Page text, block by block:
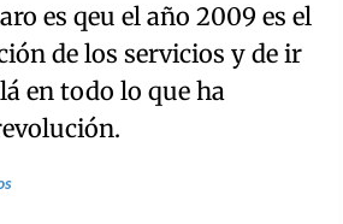
es qeu el año 2009 es el
de los servicios y de ir
en todo lo que ha